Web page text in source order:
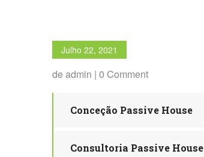
Julho 22, 2021
de admin | 0 Comment
Conceção Passive House
Consultoria Passive House